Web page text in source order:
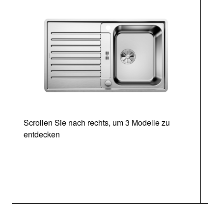
Scrollen Sie nach rechts, um 3 Modelle zu
entdecken